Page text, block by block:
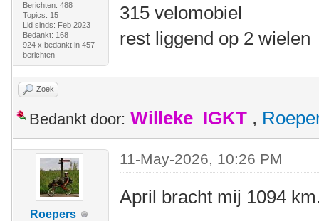
Berichten: 488
Topics: 15
Lid sinds: Feb 2023
Bedankt: 168
924 x bedankt in 457
berichten
315 velomobiel
rest liggend op 2 wielen
Zoek
Bedankt door: Willeke_IGKT ,
Roepers
11-May-2026, 10:26 PM
April bracht mij 1094